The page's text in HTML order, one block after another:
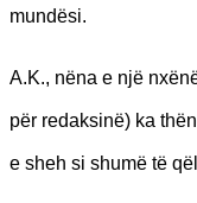
mundësi.
A.K., nëna e një
për redaksinë) ka
e sheh si shumë të